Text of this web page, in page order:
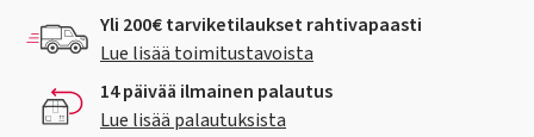
Yli 200€ tarviketilaukset rahtivapaasti
Lue lisää toimitustavoista
14 päivää ilmainen palautus
Lue lisää palautuksista